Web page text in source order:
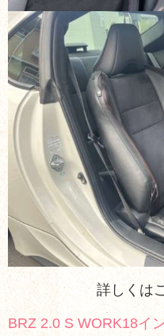
詳しくは
BRZ 2.0 S WORK18イ